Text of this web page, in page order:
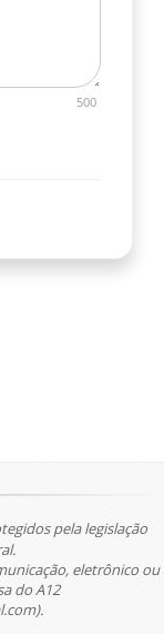
500
pela legislação
eletrônico ou
do A12